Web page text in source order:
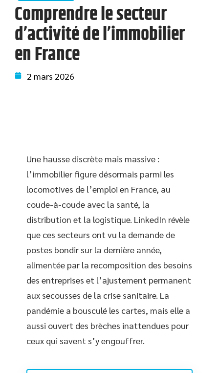
Comprendre le secteur
d’activité de l’immobilier
en France
2 mars 2026
Une hausse discrète mais massive :
l’immobilier figure désormais parmi les
locomotives de l’emploi en France, au
coude-à-coude avec la santé, la
distribution et la logistique. LinkedIn révèle
que ces secteurs ont vu la demande de
postes bondir sur la dernière année,
alimentée par la recomposition des besoins
des entreprises et l’ajustement permanent
aux secousses de la crise sanitaire. La
pandémie a bousculé les cartes, mais elle a
aussi ouvert des brèches inattendues pour
ceux qui savent s’y engouffrer.